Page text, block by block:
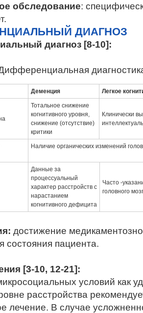
обследование:
ДИАГНОЗ
диагноз [8-10]:
Деменция Легкое
Тотальное снижение
когнитивного уровня,
снижение (отсутствие)
критики
Клинически
Наличие органических изменений
Данные за
процессуальный
характер расстройств с
нарастанием
когнитивного дефицита
Часто -
головного
достижение
состояния пациента.
[3-10, 12-21]:
условий как
расстройства
лечение. В случае